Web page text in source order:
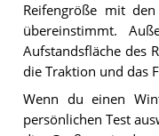
Reifengröße mit
übereinstimmt.
Aufstandsfläche des
die Traktion und das
Wenn du einen
persönlichen Test